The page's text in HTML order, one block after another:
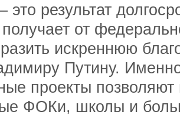
результат
от
искреннюю
Путину.
проекты позволяют
ФОКи, школы и